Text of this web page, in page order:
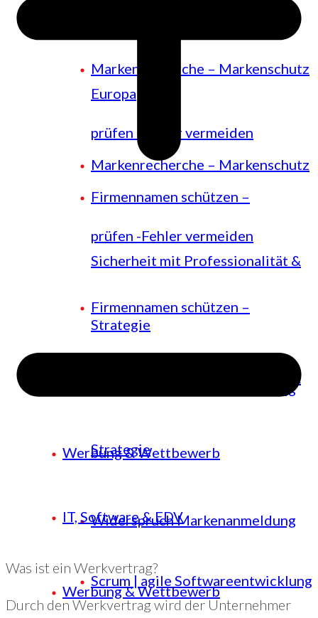
Europa
Markenrecherche – Markenschutz
prüfen -Fehler vermeiden
Firmennamen schützen –
Sicherheit mit Professionalität &
Strategie
Widerspruch Markenanmeldung
Werbung & Wettbewerb
Markenrecherche – Markenschutz
prüfen -Fehler vermeiden
Firmennamen schützen –
Sicherheit mit Professionalität &
Strategie
Widerspruch Markenanmeldung
Werbung & Wettbewerb
IT, Software & EDV
Scrum | agile Softwareentwicklung
Was ist ein Werkvertrag?
Durch den Werkvertrag wird der Unternehmer